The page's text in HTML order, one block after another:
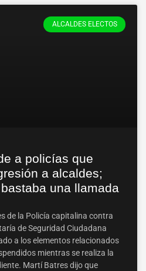
ALCALDES ELECTOS
a policías que
a alcaldes;
una llamada
de la Policía capitalina contra
de Seguridad Ciudadana
a los elementos relacionados
mientras se realiza la
Martí Batres dijo que